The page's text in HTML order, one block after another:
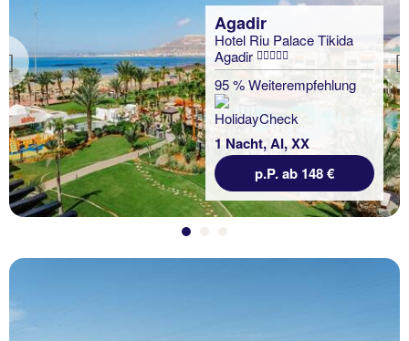
Previous
Agadir
Hotel Riu Palace Tikida
Agadir
95 % Weiterempfehlung
1 Nacht, AI, XX
p.P. ab 148 €